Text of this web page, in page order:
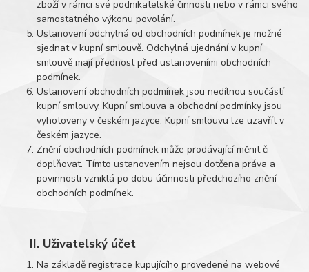
zboží v rámci své podnikatelské činnosti nebo v rámci svého
samostatného výkonu povolání.
Ustanovení odchylná od obchodních podmínek je možné
sjednat v kupní smlouvě. Odchylná ujednání v kupní
smlouvě mají přednost před ustanoveními obchodních
podmínek.
Ustanovení obchodních podmínek jsou nedílnou součástí
kupní smlouvy. Kupní smlouva a obchodní podmínky jsou
vyhotoveny v českém jazyce. Kupní smlouvu lze uzavřít v
českém jazyce.
Znění obchodních podmínek může prodávající měnit či
doplňovat. Tímto ustanovením nejsou dotčena práva a
povinnosti vzniklá po dobu účinnosti předchozího znění
obchodních podmínek.
II. Uživatelský účet
Na základě registrace kupujícího provedené na webové